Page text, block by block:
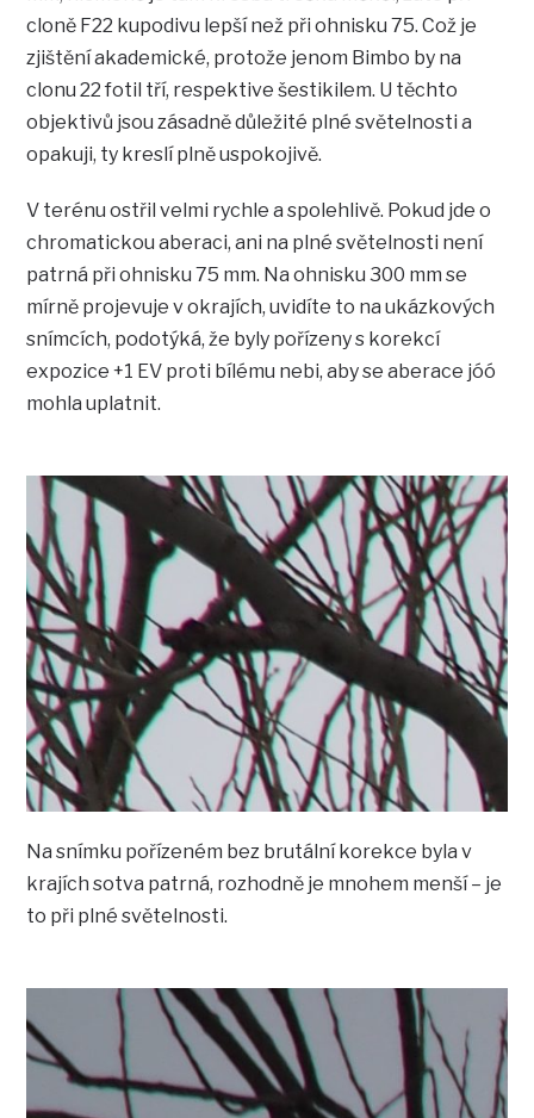
cloně F22 kupodivu lepší než při ohnisku 75. Což je
zjištění akademické, protože jenom Bimbo by na
clonu 22 fotil tří, respektive šestikilem. U těchto
objektivů jsou zásadně důležité plné světelnosti a
opakuji, ty kreslí plně uspokojivě.
V terénu ostřil velmi rychle a spolehlivě. Pokud jde o
chromatickou aberaci, ani na plné světelnosti není
patrná při ohnisku 75 mm. Na ohnisku 300 mm se
mírně projevuje v okrajích, uvidíte to na ukázkových
snímcích, podotýká, že byly pořízeny s korekcí
expozice +1 EV proti bílému nebi, aby se aberace jóó
mohla uplatnit.
Na snímku pořízeném bez brutální korekce byla v
krajích sotva patrná, rozhodně je mnohem menší – je
to při plné světelnosti.